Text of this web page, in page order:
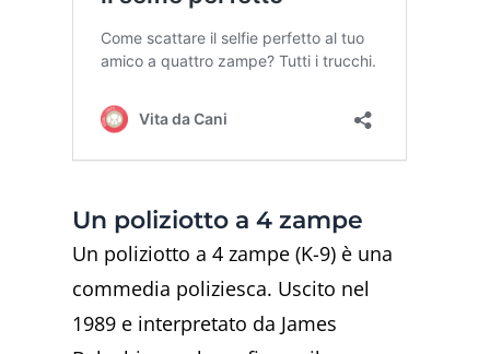
Un poliziotto a 4 zampe
Un poliziotto a 4 zampe (K-9) è una
commedia poliziesca. Uscito nel
1989 e interpretato da James